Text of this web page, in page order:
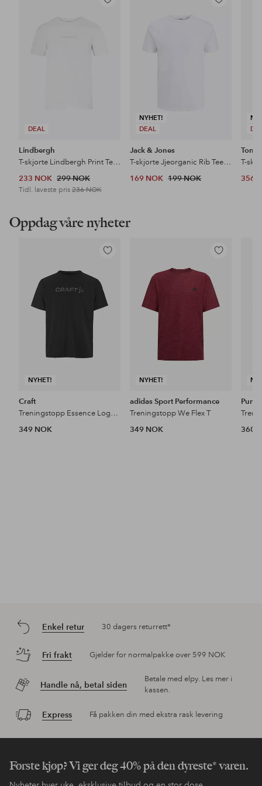
DEAL
Legg
Lindbergh
T-skjorte Lindbergh Print Tee S/S
233 NOK 299 NOK
Tidl. laveste pris 236 NOK
NYHET!
DEAL
Legg
Jack & Jones
T-skjorte Jjeorganic Rib Tee Ss Crew Neck
169 NOK 199 NOK
T-
356
Oppdag våre nyheter
NYHET!
Legg
Craft
Treningstopp Essence Logo Tee 2 M
349 NOK
NYHET!
Legg
favoritter
adidas Sport Performance
Treningstopp We Flex T
349 NOK
Puma
360
Enkel retur 30 dagers returrett*
Fri frakt Gjelder for normalpakke over 599 NOK
Handle nå, betal siden
Betale med elpy. Les mer i
kassen.
Express Få pakken din med ekstra rask levering
Første kjøp? Vi ger deg 40% på den dyreste* varen.